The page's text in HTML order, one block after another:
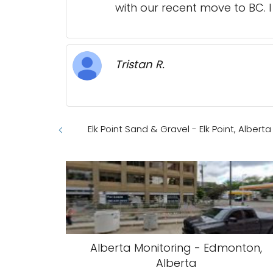
with our recent move to
Tristan R.
Elk Point Sand & Gravel - Elk Point, Alberta
Alberta Monitoring - Edmonton,
Alberta